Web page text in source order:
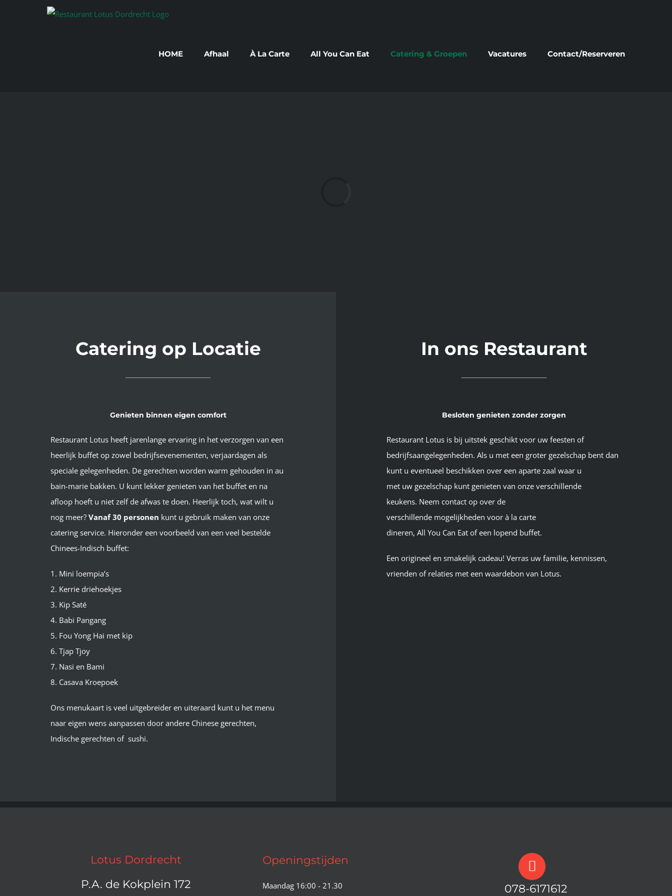
HOME Afhaal À La Carte All You Can Eat Catering & Groepen Vacatures Contact/Reserveren
Catering op Locatie
Genieten binnen eigen comfort
Restaurant Lotus heeft jarenlange ervaring in het verzorgen van een
heerlijk buffet op zowel bedrijfsevenementen, verjaardagen als
speciale gelegenheden. De gerechten worden warm gehouden in au
bain-marie bakken. U kunt lekker genieten van het buffet en na
afloop hoeft u niet zelf de afwas te doen. Heerlijk toch, wat wilt u
nog meer? Vanaf 30 personen kunt u gebruik maken van onze
catering service. Hieronder een voorbeeld van een veel bestelde
Chinees-Indisch buffet:
1. Mini loempia’s
2. Kerrie driehoekjes
3. Kip Saté
4. Babi Pangang
5. Fou Yong Hai met kip
6. Tjap Tjoy
7. Nasi en Bami
8. Casava Kroepoek
Ons menukaart is veel uitgebreider en uiteraard kunt u het menu
naar eigen wens aanpassen door andere Chinese gerechten,
Indische gerechten of sushi.
In ons Restaurant
Besloten genieten zonder zorgen
Restaurant Lotus is bij uitstek geschikt voor uw feesten of
bedrijfsaangelegenheden. Als u met een groter gezelschap bent dan
kunt u eventueel beschikken overeen aparte zaal waar u
met uw gezelschap kunt genieten van onze verschillende
keukens. Neem contact op over de
verschillende mogelijkheden voor à la carte
dineren, All You Can Eatof een lopend buffet.
Een origineel en smakelijk cadeau! Verras uw familie, kennissen,
vrienden of relaties met een waardebon van Lotus.
Lotus Dordrecht
P.A. de Kokplein 172
Openingstijden
Maandag 16:00 - 21.30 078-6171612